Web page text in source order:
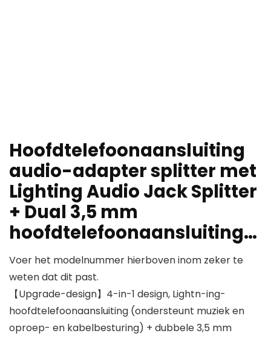
Hoofdtelefoonaansluiting
audio-adapter splitter met
Lighting Audio Jack Splitter
+ Dual 3,5 mm
hoofdtelefoonaansluiting…
Voer het modelnummer hierboven inom zeker te
weten dat dit past.
【Upgrade-design】4-in-1 design, Lightn-ing-
hoofdtelefoonaansluiting (ondersteunt muziek en
oproep- en kabelbesturing) + dubbele 3,5 mm